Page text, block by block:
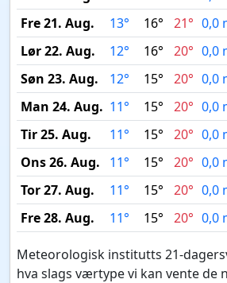
Fre 21. Aug.
13° 16° 21° 0,0
Lør 22. Aug.
12° 16° 20° 0,0
Søn 23. Aug.
12° 15° 20° 0,0
Man 24. Aug. 11° 15° 20° 0,0
Tir 25. Aug.
11° 15° 20° 0,0
Ons 26. Aug.
11° 15° 20° 0,0
Tor 27. Aug.
11° 15° 20° 0,0
Fre 28. Aug.
11° 15° 20° 0,0
Meteorologisk institutts 21-
hva slags værtype vi kan vente de